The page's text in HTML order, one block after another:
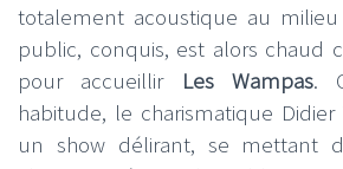
totalement acoustique au
public, conquis, est alors chaud
pour accueillir Les Wampas.
habitude, le charismatique Didier
un show délirant, se mettant